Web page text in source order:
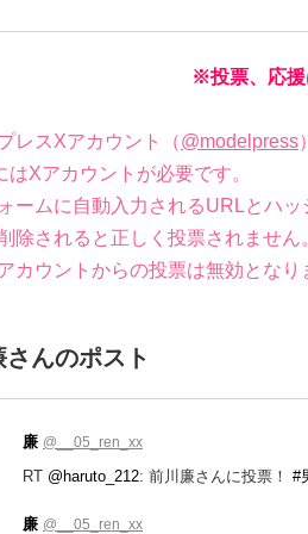
※投票、応援
レスXアカウント（@modelpress
はXアカウントが必要です。
ームに自動入力されるURLとハッ
除されると正しく投票されません
カウントからの投票は無効となり
んのポスト
廉 @__05_ren_xx
RT @haruto_212: 前川廉さんに投票！ #
廉 @__05_ren_xx